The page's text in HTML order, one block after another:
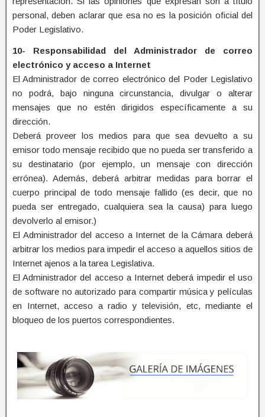
personal, deben aclarar que esa no es la posición oficial del
Poder Legislativo.
10- Responsabilidad del Administrador de correo
electrónico y acceso a Internet
El Administrador de correo electrónico del Poder Legislativo
no podrá, bajo ninguna circunstancia, divulgar o alterar
mensajes que no estén dirigidos específicamente a su
dirección.
Deberá proveer los medios para que sea devuelto a su
emisor todo mensaje recibido que no pueda ser transferido a
su destinatario (por ejemplo, un mensaje con dirección
errónea). Además, deberá arbitrar medidas para borrar el
cuerpo principal de todo mensaje fallido (es decir, que no
pueda ser entregado, cualquiera sea la causa) para luego
devolverlo al emisor.)
El Administrador del acceso a Internet de la Cámara deberá
arbitrar los medios para impedir el acceso a aquellos sitios de
Internet ajenos a la tarea Legislativa.
El Administrador del acceso a Internet deberá impedir el uso
de software no autorizado para compartir música y películas
en Internet, acceso a radio y televisión, etc, mediante el
bloqueo de los puertos correspondientes.